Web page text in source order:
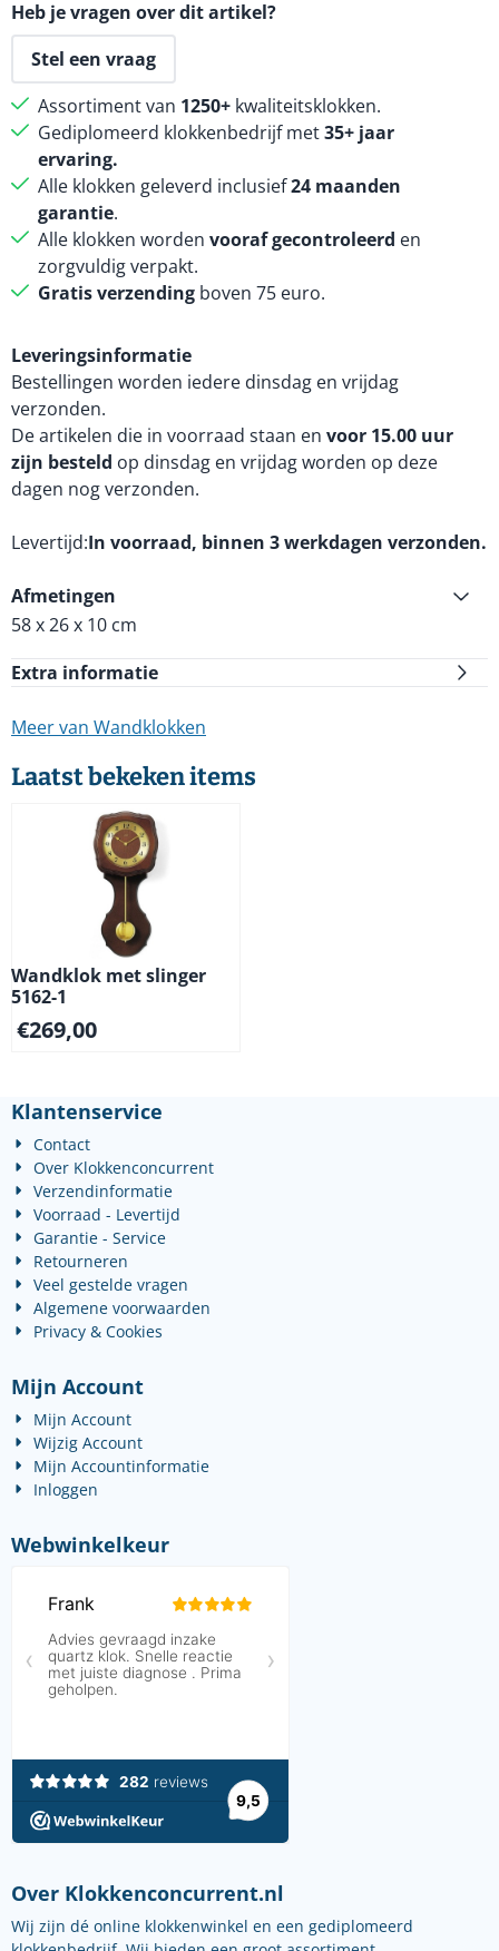
Heb je vragen over dit artikel?
Stel een vraag
Assortiment van 1250+ kwaliteitsklokken.
Gediplomeerd klokkenbedrijf met35+ jaar
ervaring.
Alle klokken geleverd inclusief24 maanden
garantie.
Alle klokken worden vooraf gecontroleerd en
zorgvuldig verpakt.
Gratis verzending boven 75 euro.
Leveringsinformatie
Bestellingen worden iedere dinsdag en vrijdag
verzonden.
De artikelen die in voorraad staan en voor 15.00 uur
zijn besteld op dinsdag en vrijdag worden op deze
dagen nog verzonden.
Levertijd In voorraad, binnen 3 werkdagen verzonden.
Afmetingen
58 x 26 x 10 cm
Extra informatie
Meer van Wandklokken
Laatst bekeken items
Wandklok met slinger
5162-1
€269,00
Klantenservice
Contact
Over Klokkenconcurrent
Verzendinformatie
Voorraad - Levertijd
Garantie - Service
Retourneren
Veel gestelde vragen
Algemene voorwaarden
Privacy & Cookies
Mijn Account
Mijn Account
Wijzig Account
Mijn Accountinformatie
Inloggen
Webwinkelkeur
Over Klokkenconcurrent.nl
Wij zijn dé online klokkenwinkel en een gediplomeerd